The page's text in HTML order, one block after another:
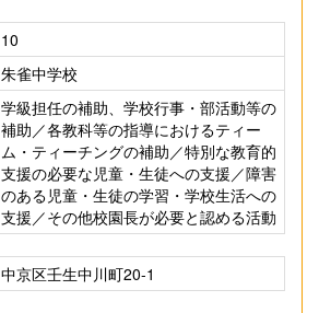
10
朱雀中学校
学級担任の補助、学校行事・部活動等の
補助／各教科等の指導におけるティー
ム・ティーチングの補助／特別な教育的
支援の必要な児童・生徒への支援／障害
のある児童・生徒の学習・学校生活への
支援／その他校園長が必要と認める活動
中京区壬生中川町20-1